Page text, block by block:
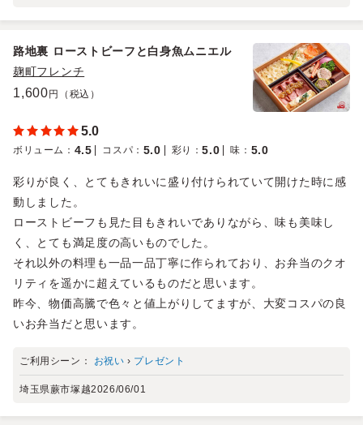
路地裏 ローストビーフと白身魚ムニエル
麹町フレンチ
1,600円（税込）
5.0
ボリューム ： 4.5 コスパ ： 5.0 彩り ：5.0 味 ： 5.0
彩りが良く、とてもきれいに盛り付けられていて開けた時に感
動しました。
ローストビーフも見た目もきれいでありながら、味も美味し
く、とても満足度の高いものでした。
それ以外の料理も一品一品丁寧に作られており、お弁当のクオ
リティを遥かに超えているものだと思います。
昨今、物価高騰で色々と値上がりしてますが、大変コスパの良
いお弁当だと思います。
ご利用シーン： お祝い › プレゼント
埼玉県蕨市塚越2026/06/01